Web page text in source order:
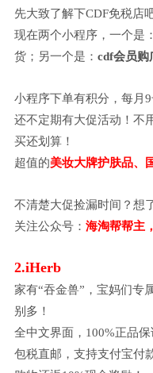
先大致了解下CDF免税店
现在两个小程序，一个是：
货；另一个是： cdf会员购
小程序下单有积分， 每月
还不定期有大促活动！不
买还划算！
超值的美妆大牌护肤品、
不清楚大促捡漏时间？想
关注公众号： 海淘帮帮主，
2.iHerb
家有“吞金兽”，宝妈们专
别多！
全中文界面， 100%正品保
包税直邮，支持支付宝付